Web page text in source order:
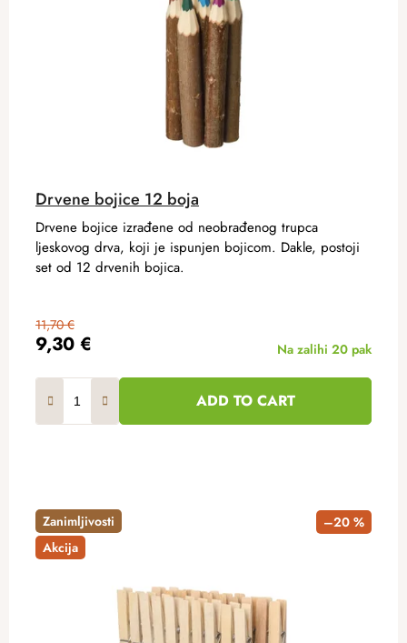
Drvene bojice 12 boja
9,30 €
11,70 €
Na zalihi 20 pak
ADD TO CART
Drvene bojice izrađene od neobrađenog trupca
ljeskovog drva, koji je ispunjen bojicom. Dakle, postoji
set od 12 drvenih bojica.
Zanimljivosti
Akcija
–20 %